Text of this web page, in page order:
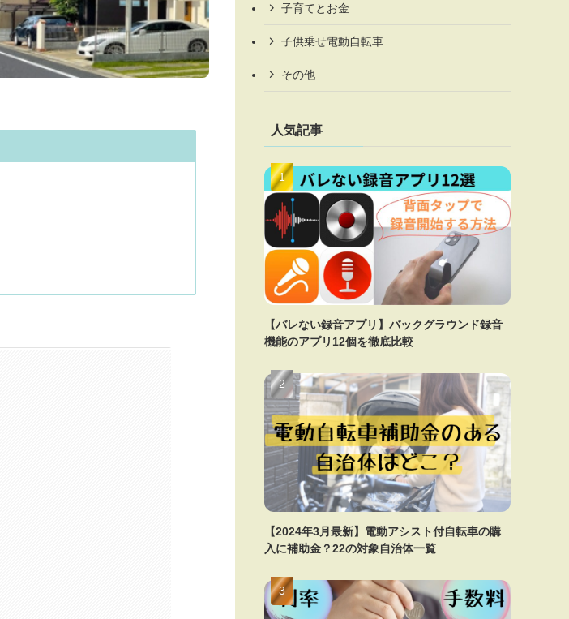
子育てとお金
子供乗せ電動自転車
その他
人気記事
【バレない録音アプリ】バックグラウンド録音
機能のアプリ12個を徹底比較
【2024年3月最新】電動アシスト付自転車の購
入に補助金？22の対象自治体一覧